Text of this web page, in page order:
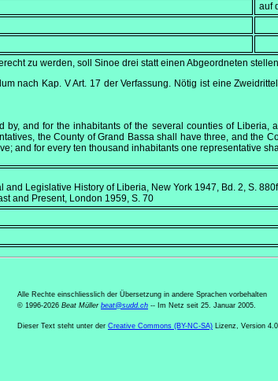
auf
zu werden, soll Sinoe drei statt einen Abgeordneten
nach Kap. V Art. 17 der Verfassung. Nötig ist eine
by, and for the inhabitants of the several counties of
the County of Grand Bassa shall have three, and the
and for every ten thousand inhabitants one representative
and Legislative History of Liberia, New York 1947, Bd. 2, S.
and Present, London 1959, S. 70
Alle Rechte einschliesslich der Übersetzung in andere Sprachen vorbehalten
© 1996-2026 Beat Müller beat@sudd.ch -- Im Netz seit 25. Januar 2005.
Dieser Text steht unter der Creative Commons (BY-NC-SA) Lizenz, Version